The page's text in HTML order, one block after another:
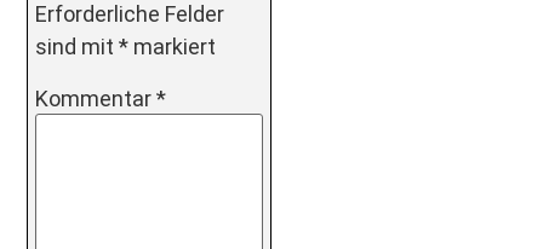
Erforderliche Felder
sind mit* markiert
Kommentar*